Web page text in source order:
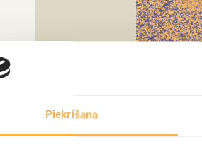
Piekrišana